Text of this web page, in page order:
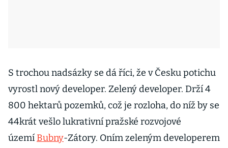
S trochou nadsázky se dá říci, že v Česku potichu
vyrostl nový developer. Zelený developer. Drží 4
800 hektarů pozemků, což je rozloha, do níž by se
44krát vešlo lukrativní pražské rozvojové
území Bubny-Zátory. Oním zeleným developerem